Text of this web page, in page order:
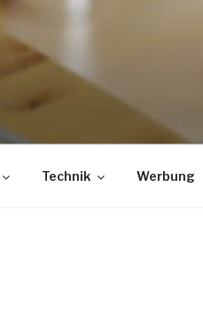
Technik Werbung